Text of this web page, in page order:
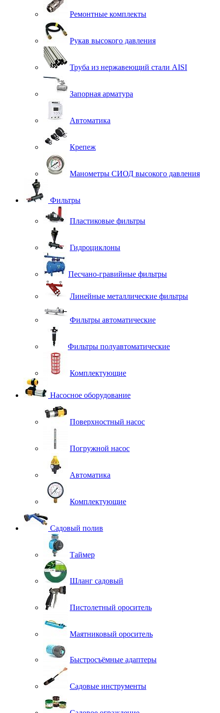
Ремонтные комплекты
Рукав высокого давления
Труба из нержавеющий стали AISI
Запорная арматура
Автоматика
Крепеж
Манометры СИОД высокого давления
Фильтры
Пластиковые фильтры
Гидроциклоны
Песчано-гравийные фильтры
Линейные металлические фильтры
Фильтры автоматические
Фильтры полуавтоматические
Комплектующие
Насосное оборудование
Поверхностный насос
Погружной насос
Автоматика
Комплектующие
Садовый полив
Таймер
Шланг садовый
Пистолетный ороситель
Маятниковый ороситель
Быстросъёмные адаптеры
Садовые инструменты